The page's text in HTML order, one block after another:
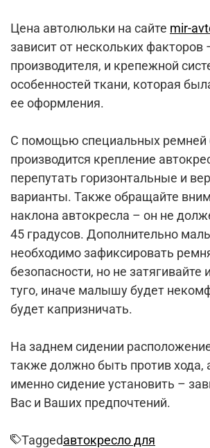
Цена автолюльки на сайте mir-
зависит от нескольких факторов
производителя, и крепежной
особенностей ткани, которая
ее оформления.
С помощью специальных ремней
производится крепление
перепутать горизонтальные и
варианты. Также обращайте
наклона автокресла – он не
45 градусов. Дополнительно
необходимо зафиксировать
безопасности, но не затягивайте
туго, иначе малышу будет
будет капризничать.
На заднем сидении
также должно быть против хода,
именно сидение установить –
Вас и Ваших предпочтений.
Taggedавтокресло для